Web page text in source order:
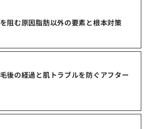
阻む原因脂肪以外の要素と根本対策
後の経過と肌トラブルを防ぐアフター